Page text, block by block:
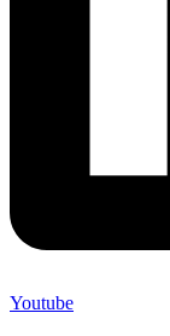
Youtube